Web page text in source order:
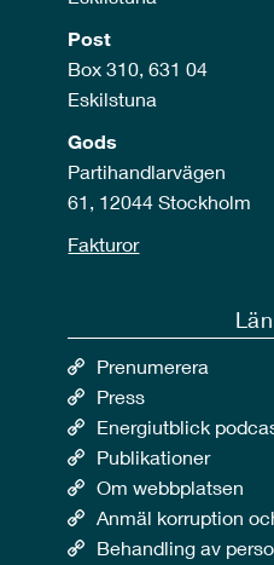
Post
Box 310, 631 04
Eskilstuna
Gods
Partihandlarvägen
61, 12044 Stockholm
Fakturor
Prenumerera
Press
Energiutblick
Publikationer
Om webbplatsen
Anmäl korruption
Behandling av